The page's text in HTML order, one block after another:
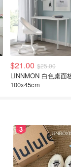
$21.00 $25.00
LINNMON 白色桌面
100x45cm
3